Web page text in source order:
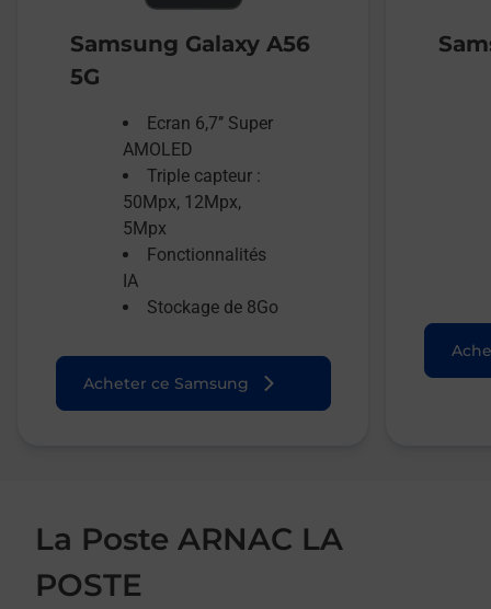
Samsung Galaxy A56
5G
Ecran 6,7’’ Super
AMOLED
Triple capteur :
50Mpx, 12Mpx,
5Mpx
Fonctionnalités
IA
Stockage de 8Go
Acheter ce Samsung
La Poste ARNAC LA
POSTE